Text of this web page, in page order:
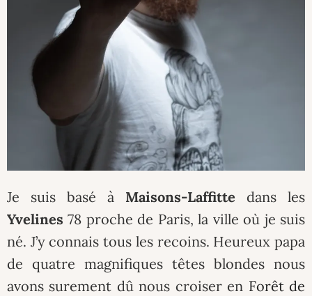
Je suis basé à Maisons-Laffitte dans les
Yvelines 78 proche de Paris, la ville où je suis
né. J’y connais tous les recoins. Heureux papa
de quatre magnifiques têtes blondes nous
avons surement dû nous croiser en Forêt de